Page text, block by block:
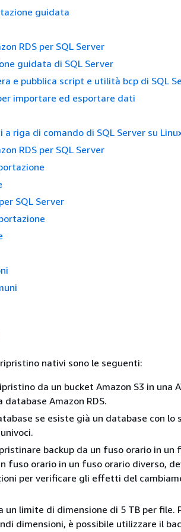
guidata
RDS per SQL Server
guidata di SQL Server
e pubblica script e utilità bcp di SQL
importare ed esportare dati
riga di comando di SQL Server su
RDS per SQL Server
SQL Server
nativi sono le seguenti:
da un bucket Amazon S3 in una
Amazon RDS.
se esiste già un database con lo
backup da un fuso orario in un
fuso orario in un fuso orario diverso,
per verificare gli effetti del
un limite di dimensione di 5 TB per file.
dimensioni, è possibile utilizzare il